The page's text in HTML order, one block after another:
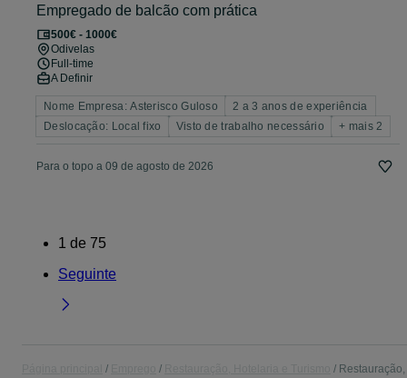
Empregado de balcão com prática
500€ - 1000€
Odivelas
Full-time
A Definir
Nome Empresa: Asterisco Guloso
2 a 3 anos de experiência
Deslocação: Local fixo
Visto de trabalho necessário + mais 2
Para o topo a 09 de agosto de 2026
1 de 75
Seguinte
Restauração,